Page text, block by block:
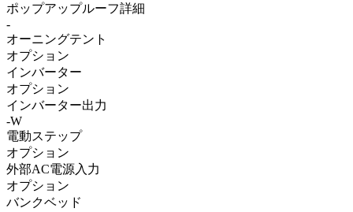
ポップアップルーフ詳細
-
オーニングテント
オプション
インバーター
オプション
インバーター出力
-W
電動ステップ
オプション
外部AC電源入力
オプション
バンクベッド